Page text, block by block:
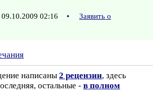
09.10.2009 02:16 •
Заявить о
написаны 2 рецензии, здесь
остальные - в полном